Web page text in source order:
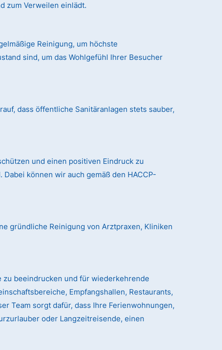
zum Verweilen einlädt.
Reinigung, um höchste
sind, um das Wohlgefühl Ihrer Besucher
dass öffentliche Sanitäranlagen stets sauber,
und einen positiven Eindruck zu
können wir auch gemäß den HACCP-
gründliche Reinigung von Arztpraxen, Kliniken
zu beeindrucken und für wiederkehrende
Empfangshallen, Restaurants,
Team sorgt dafür, dass Ihre Ferienwohnungen,
oder Langzeitreisende, einen